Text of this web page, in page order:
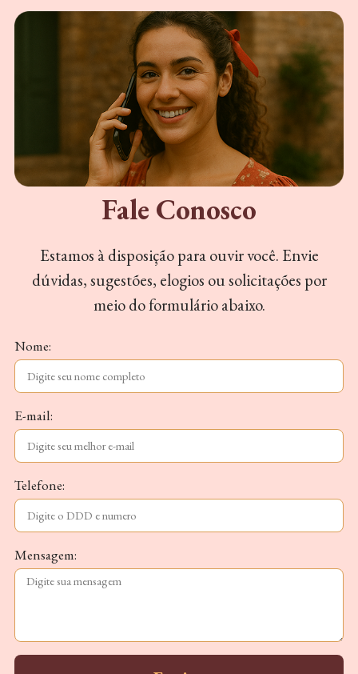
Fale Conosco
Estamos à disposição para ouvir você. Envie
dúvidas, sugestões, elogios ou solicitações por
meio do formulário abaixo.
Nome:
E-mail:
Telefone:
Mensagem: